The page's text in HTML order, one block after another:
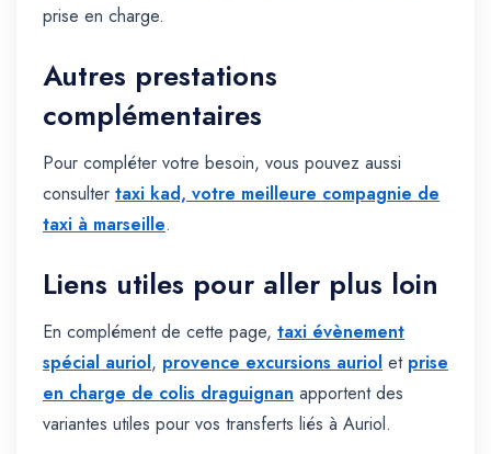
prise en charge.
Autres prestations
complémentaires
Pour compléter votre besoin, vous pouvez aussi
consulter taxi kad, votre meilleure compagnie de
taxi à marseille.
Liens utiles pour aller plus loin
En complément de cette page, taxi évènement
spécial auriol, provence excursions auriol et prise
en charge de colis draguignan apportent des
variantes utiles pour vos transferts liés à Auriol.